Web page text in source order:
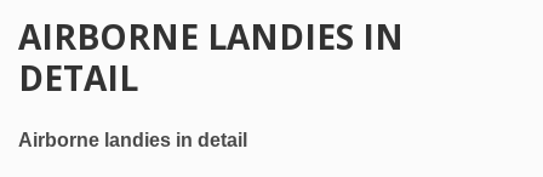
AIRBORNE LANDIES IN
DETAIL
Airborne landies in detail